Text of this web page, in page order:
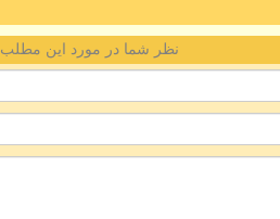
نظر شما در مورد این مطلب